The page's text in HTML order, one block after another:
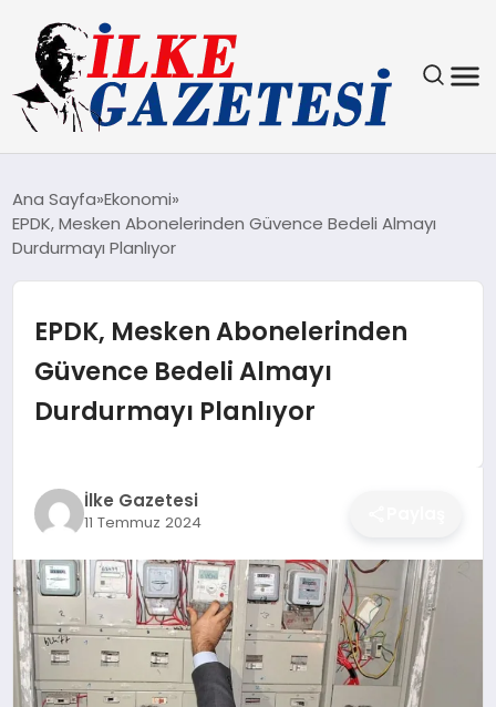
TEKNOLOJI
MAGAZIN
DÜNYA
SIYASET
EĞITIM
Ana Sayfa Ekonomi
EPDK, Mesken Abonelerinden Güvence Bedeli Almayı
Durdurmayı Planlıyor
EPDK, Mesken Abonelerinden
Güvence Bedeli Almayı
Durdurmayı Planlıyor
İlke Gazetesi
11 Temmuz 2024